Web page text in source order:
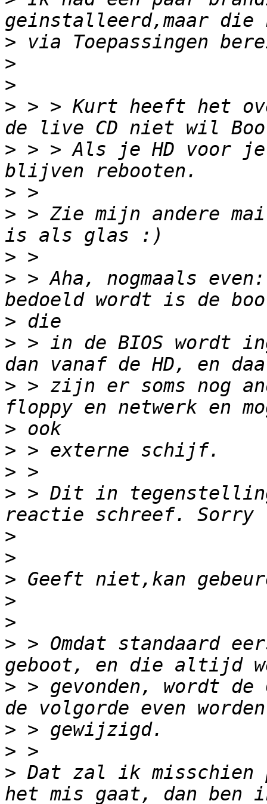
>
>
>
> > > Kurt heeft het
> > > Als je HD voor je
>
> > Zie mijn andere
>
> > Aha, nogmaals
>
> > in de BIOS wordt
> > zijn er soms nog
>
>
>
> > Dit in
>
>
>
>
>
> > Omdat standaard
> > gevonden, wordt de
>
>
> Dat zal ik misschien